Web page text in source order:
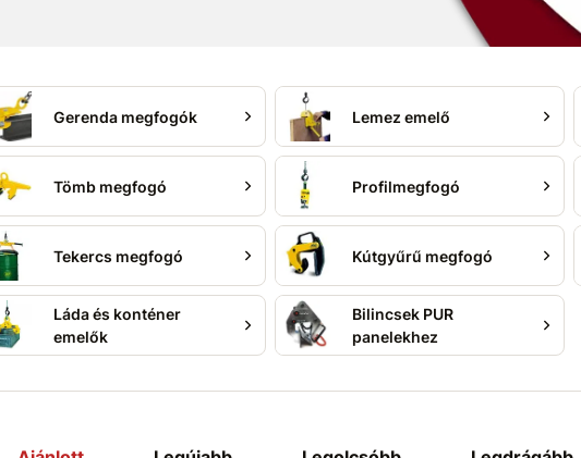
Gerenda megfogók Lemez emelő
Tömb megfogó Profilmegfogó
Tekercs megfogó Kútgyűrű megfogó
Láda és konténer
emelők
Bilincsek PUR
panelekhez